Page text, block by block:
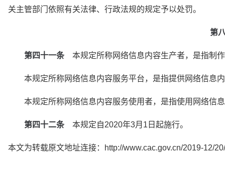
关主管部门依照有关法律、行政法规的规定予以处罚。
第
第四十一条 本规定所称网络信息内容生产者，是指制
本规定所称网络信息内容服务平台，是指提供网络信息内
本规定所称网络信息内容服务使用者，是指使用网络信息
第四十二条 本规定自2020年3月1日起施行。
本文为转载原文地址连接： http://www.cac.gov.cn/2019-12/